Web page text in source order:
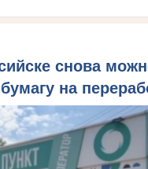
снова
на